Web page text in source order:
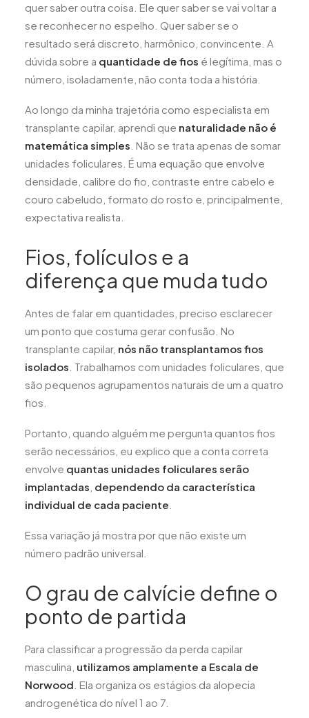
quer saber outra coisa. Ele quer saber se vai voltar a
se reconhecer no espelho. Quer saber se o
resultado será discreto, harmônico, convincente. A
dúvida sobre a quantidade de fios é legítima, mas o
número, isoladamente, não conta toda a história.
Ao longo da minha trajetória como especialista em
transplante capilar, aprendi que naturalidade não é
matemática simples . Não se trata apenas de somar
unidades foliculares. É uma equação que envolve
densidade, calibre do fio, contraste entre cabelo e
couro cabeludo, formato do rosto e, principalmente,
expectativa realista.
Fios, folículos e a
diferença que muda tudo
Antes de falar em quantidades, preciso esclarecer
um ponto que costuma gerar confusão. No
transplante capilar, nós não transplantamos fios
isolados . Trabalhamos com unidades foliculares, que
são pequenos agrupamentos naturais de um a quatro
fios.
Portanto, quando alguém me pergunta quantos fios
serão necessários, eu explico que a conta correta
envolve quantas unidades foliculares serão
implantadas dependendo da característica
individual de cada paciente
Essa variação já mostra por que não existe um
número padrão universal.
O grau de calvície define o
ponto de partida
Para classificar a progressão da perda capilar
masculina, utilizamos amplamente a Escala de
Norwood . Ela organiza os estágios da alopecia
androgenética do nível 1 ao 7.